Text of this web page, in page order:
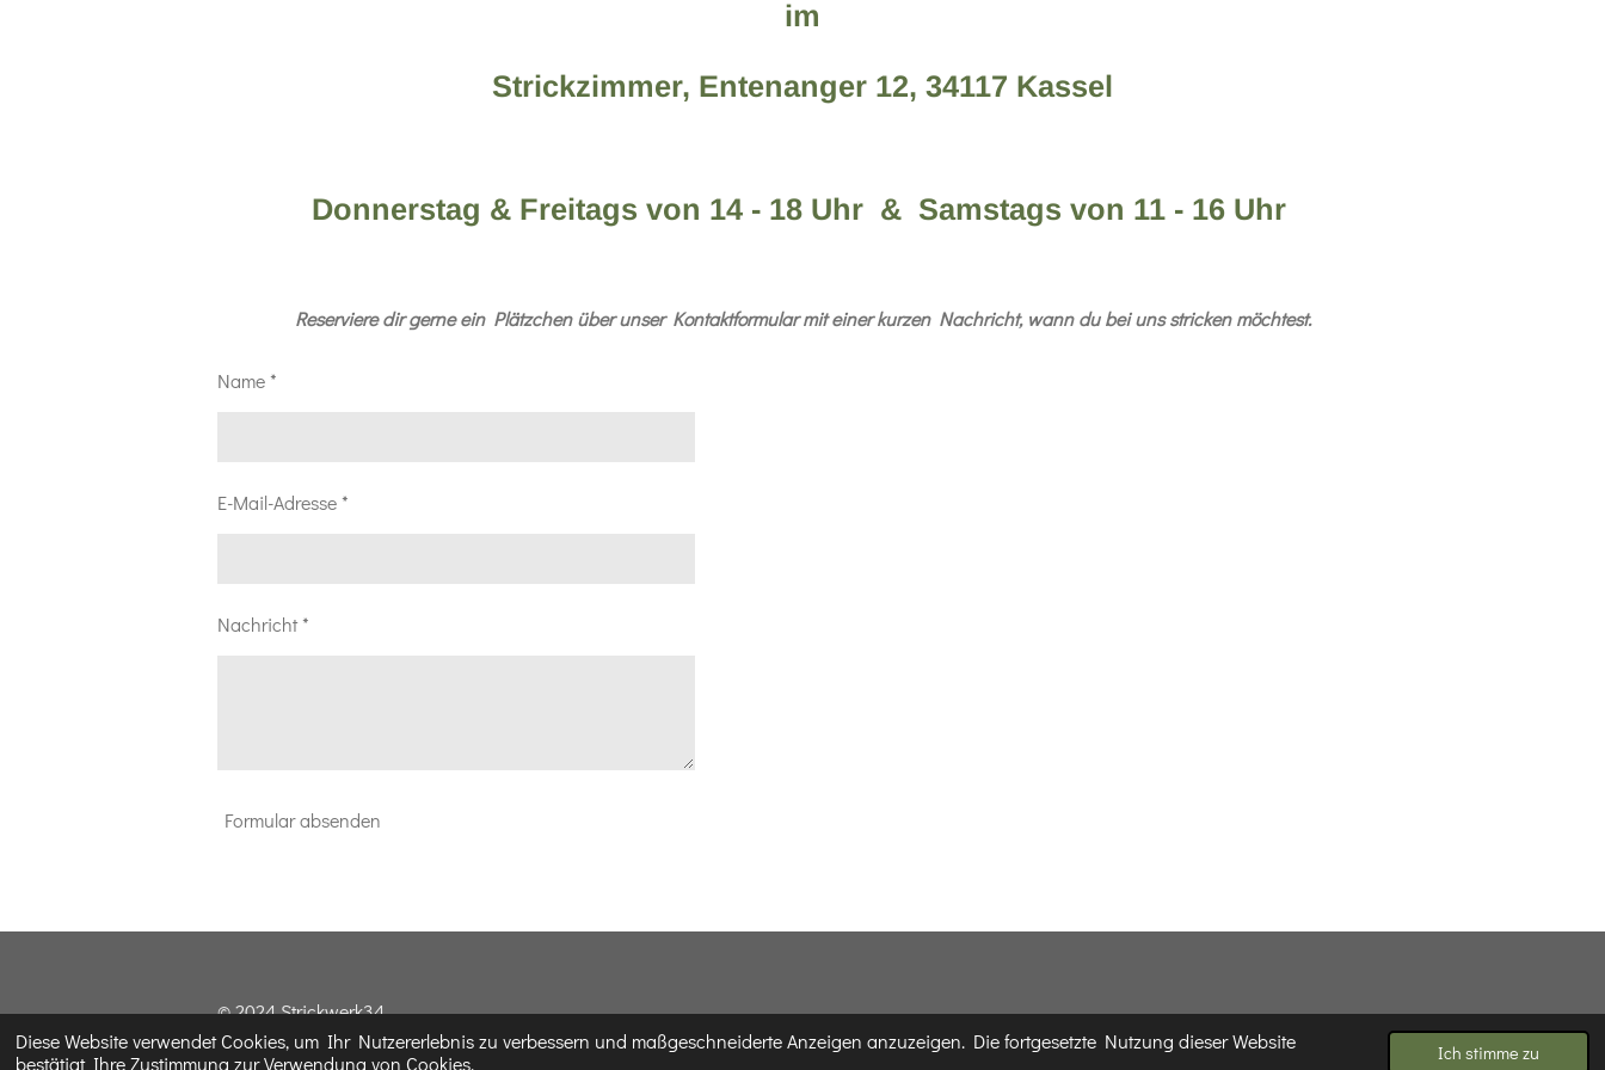
Diese Website verwendet Cookies, um Ihr Nutzererlebnis zu verbessern und maßgeschneiderte Anzeigen anzuzeigen. Die fortgesetzte Nutzung dieser Website
bestätigt Ihre Zustimmung zur Verwendung von Cookies.
Ich stimme zu
im
Strickzimmer, Entenanger 12, 34117 Kassel
Donnerstag & Freitags von 14 - 18 Uhr & Samstags von 11 - 16 Uhr
Reserviere dir gerne ein Plätzchen über unser Kontaktformular mit einer kurzen Nachricht, wann du bei uns stricken möchtest.
Name *
E-Mail-Adresse *
Nachricht *
Formular absenden
© 2024 Strickwerk34